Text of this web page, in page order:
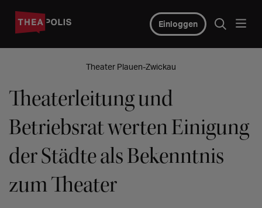
Einloggen
Theater Plauen-Zwickau
Theaterleitung und
Betriebsrat werten Einigung
der Städte als Bekenntnis
zum Theater